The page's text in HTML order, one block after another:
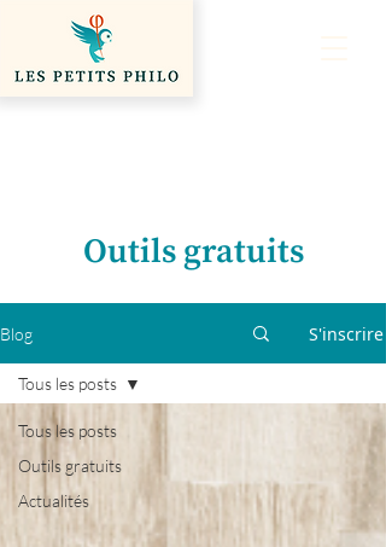
Outils gratuits
Blog S'inscrire
Tous les posts
Outils gratuits
Actualités
Tous les posts